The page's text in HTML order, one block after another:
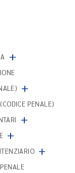
+
+
PENALE)
+
+
+